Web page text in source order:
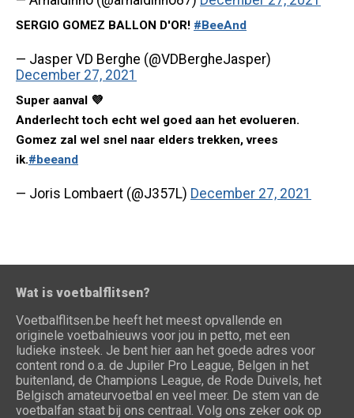
SERGIO GOMEZ BALLON D'OR! #BeeAnd
— Jasper VD Berghe (@VDBergheJasper)
December 27, 2021
Super aanval 💜
Anderlecht toch echt wel goed aan het evolueren.
Gomez zal wel snel naar elders trekken, vrees
ik.#beeand
— Joris Lombaert (@J357L) December 27, 2021
Wat is voetbalflitsen?
Voetbalflitsen.be heeft het meest opvallende en
originele voetbalnieuws voor jou in petto, met een
ludieke insteek. Je bent hier aan het goede adres voor
content rond o.a. de Jupiler Pro League, Belgen in het
buitenland, de Champions League, de Rode Duivels, het
Belgisch amateurvoetbal en veel meer. De stem van de
voetbalfan staat bij ons centraal. Volg ons zeker ook op